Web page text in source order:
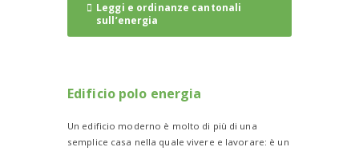
Leggi e ordinanze cantonali
sull’energia
Edificio polo energia
Un edificio moderno è molto di più di una
semplice casa nella quale vivere e lavorare: è un